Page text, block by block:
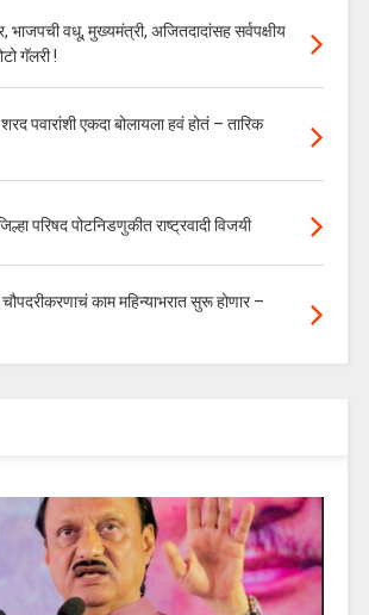
भाजपची वधू, मुख्यमंत्री, अजितदादांसह सर्वपक्षीय
गॅलरी !
पवारांशी एकदा बोलायला हवं होतं – तारिक
परिषद पोटनिडणुकीत राष्ट्रवादी विजयी
काम महिन्याभरात सुरू होणार –